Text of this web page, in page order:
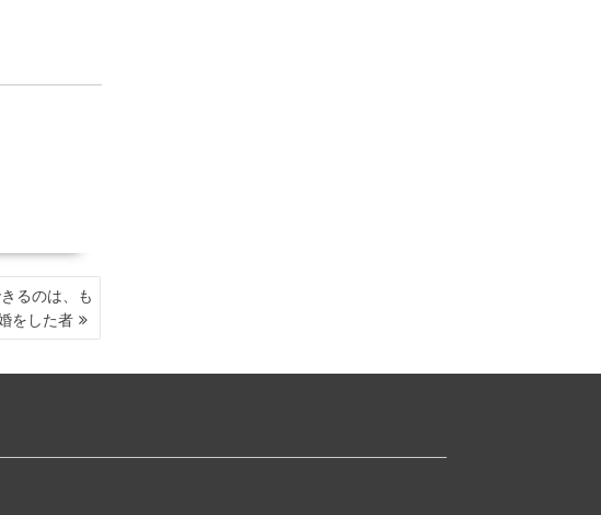
るのは、も
をした者